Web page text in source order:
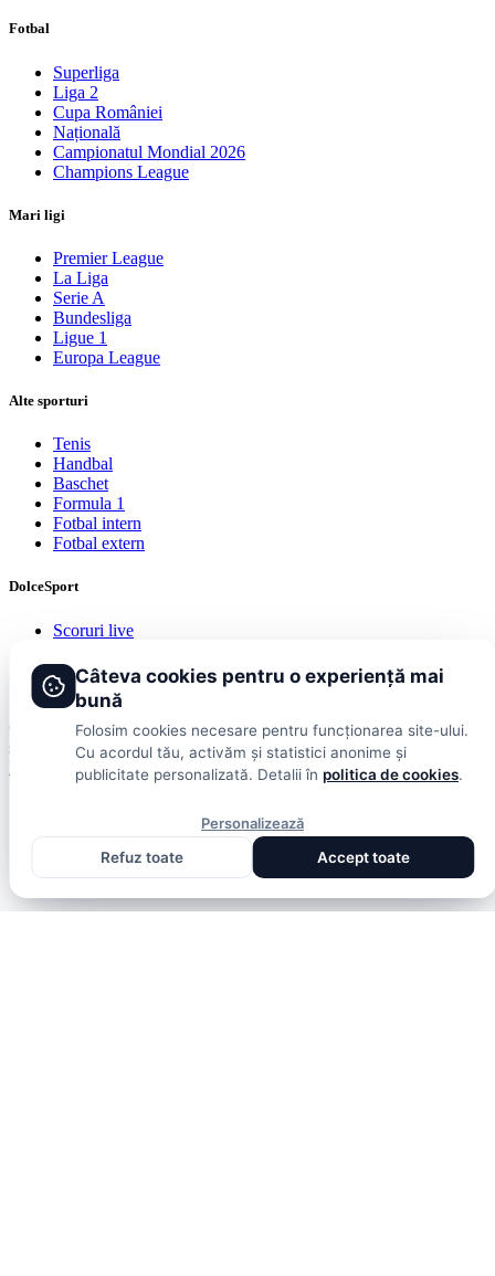
Fotbal
Superliga
Liga 2
Cupa României
Națională
Campionatul Mondial 2026
Champions League
Mari ligi
Premier League
La Liga
Serie A
Bundesliga
Ligue 1
Europa League
Alte sporturi
Tenis
Handbal
Baschet
Formula 1
Fotbal intern
Fotbal extern
DolceSport
Scoruri live
Publicitate
Termeni și condiții
© 2026 DolceSport. Toate drepturile rezervate. Scoruri, clasamente
și analize din toate competițiile
Fotbal intern Fotbal extern Scoruri live
Câteva cookies pentru o experiență mai
bună
Folosim cookies necesare pentru funcționarea site-ului.
Cu acordul tău, activăm și statistici anonime și
publicitate personalizată. Detalii în politica de cookies.
Personalizează
Refuz toate
Accept toate